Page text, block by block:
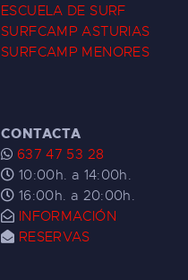
ESCUELA DE SURF
SURFCAMP ASTURIAS
SURFCAMP MENORES
CONTACTA
637 47 53 28
10:00h. a 14:00h.
16:00h. a 20:00h.
INFORMACIÓN
RESERVAS